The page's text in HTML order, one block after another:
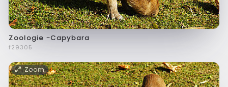
Zoologie -Capybara
f29305
Zoom